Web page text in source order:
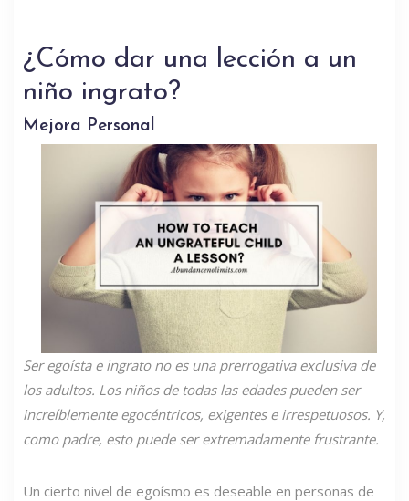
¿Cómo dar una lección a un
niño ingrato?
Mejora Personal
Ser egoísta e ingrato no es una prerrogativa exclusiva de
los adultos. Los niños de todas las edades pueden ser
increíblemente egocéntricos, exigentes e irrespetuosos. Y,
como padre, esto puede ser extremadamente frustrante.
Un cierto nivel de egoísmo es deseable en personas de